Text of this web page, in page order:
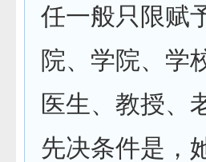
任一般只限赋
院、学院、学
医生、教授、
先决条件是，